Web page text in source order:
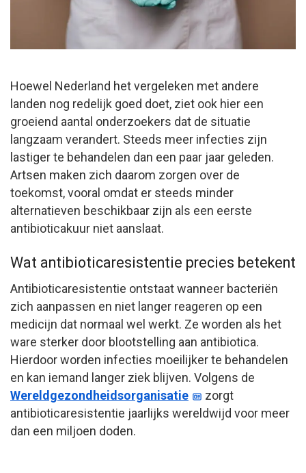
Hoewel Nederland het vergeleken met andere
landen nog redelijk goed doet, ziet ook hier een
groeiend aantal onderzoekers dat de situatie
langzaam verandert. Steeds meer infecties zijn
lastiger te behandelen dan een paar jaar geleden.
Artsen maken zich daarom zorgen over de
toekomst, vooral omdat er steeds minder
alternatieven beschikbaar zijn als een eerste
antibioticakuur niet aanslaat.
Wat antibioticaresistentie precies betekent
Antibioticaresistentie ontstaat wanneer bacteriën
zich aanpassen en niet langer reageren op een
medicijn dat normaal wel werkt. Ze worden als het
ware sterker door blootstelling aan antibiotica.
Hierdoor worden infecties moeilijker te behandelen
en kan iemand langer ziek blijven. Volgens de
Wereldgezondheidsorganisatie
zorgt
antibioticaresistentie jaarlijks wereldwijd voor meer
dan een miljoen doden.